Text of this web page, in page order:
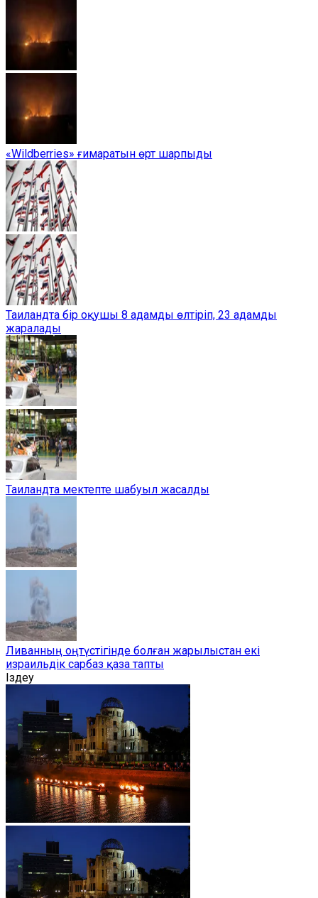
«Wildberries» ғимаратын өрт шарпыды
Таиландта бір оқушы 8 адамды өлтіріп, 23 адамды
жаралады
Таиландта мектепте шабуыл жасалды
Ливанның оңтүстігінде болған жарылыстан екі
израильдік сарбаз қаза тапты
Іздеу